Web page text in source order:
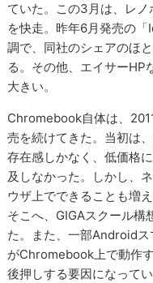
ていた。この3月は、レ
を快走。昨年6月発売の
調で、同社のシェアのほ
る。その他、エイサー
大きい。
Chromebook自体は、
売を続けてきた。当初は
存在感しかなく、低価格
及しなかった。しかし、
ウザ上でできることも増
そこへ、GIGAスクール構
た。また、一部Androidス
がChromebook上で動作
後押しする要因になって